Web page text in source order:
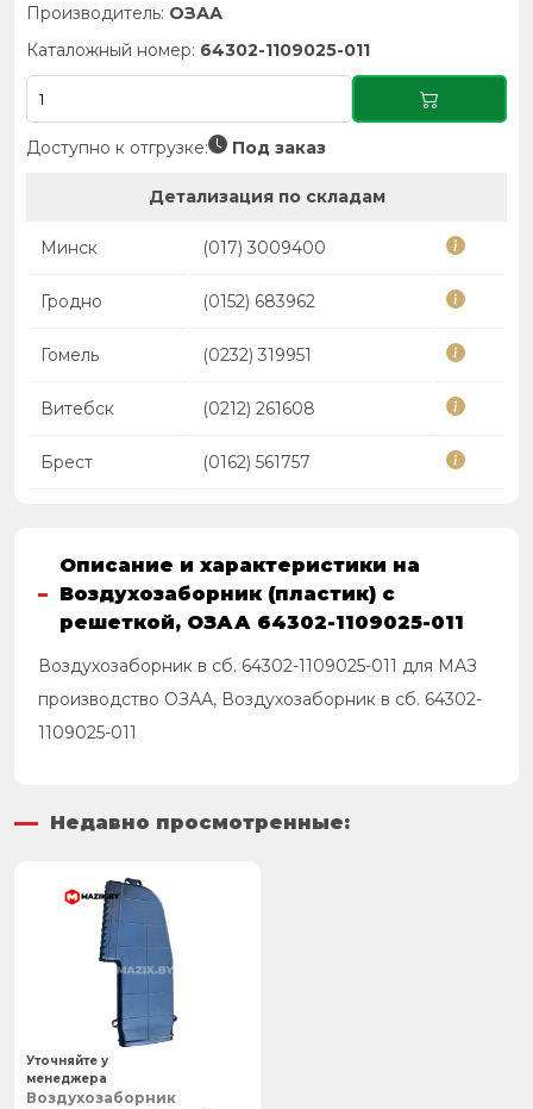
Производитель: ОЗАА
Каталожный номер: 64302-1109025-011
Доступно к отгрузке: Под заказ
Детализация по складам
Минск (017) 3009400
Гродно (0152) 683962
Гомель (0232) 319951
Витебск (0212) 261608
Брест (0162) 561757
Описание и характеристики на
Воздухозаборник (пластик) с
решеткой, ОЗАА 64302-1109025-011
Воздухозаборник в сб. 64302-1109025-011 для МАЗ
производство ОЗАА, Воздухозаборник в сб. 64302-
1109025-011
Недавно просмотренные:
Воздухозаборник
Уточняйте у
менеджера